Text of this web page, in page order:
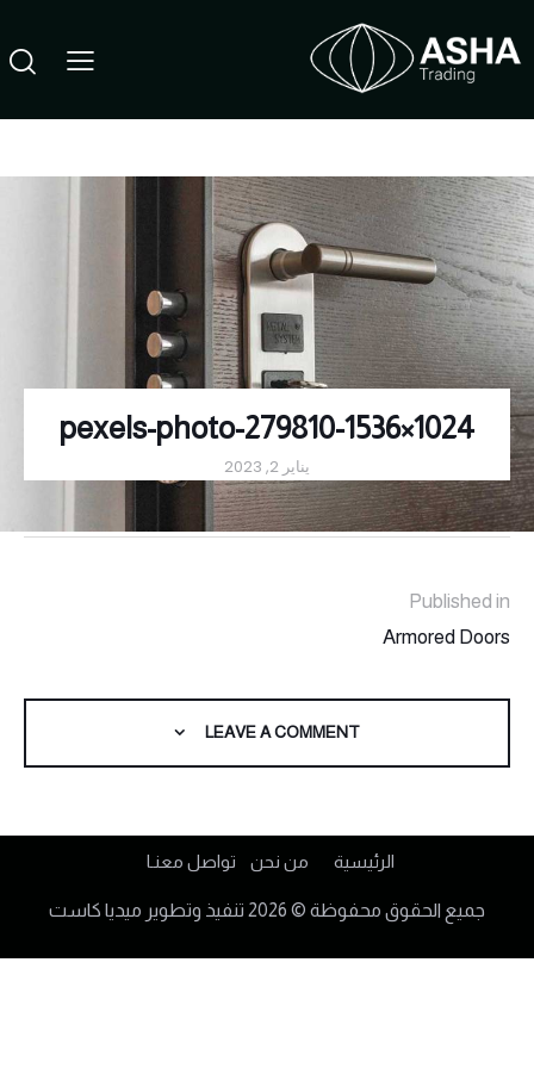
pexels-photo-279810-1536×1024
يناير 2, 2023
Published in
Armored Doors
LEAVE A COMMENT
الرئيسية من نحن تواصل معنـا
جميع الحقوق محفوظة © 2026 تنفيذ وتطوير ميديا كاست